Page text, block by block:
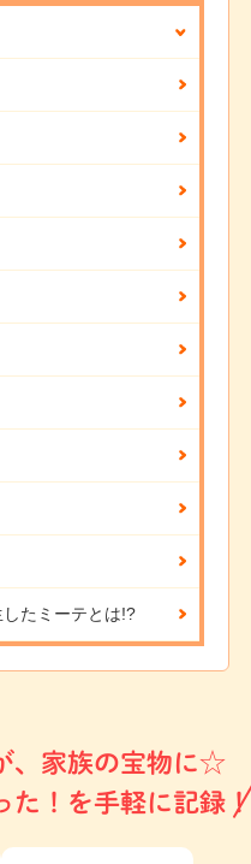
たミーテとは!?
、家族の宝物に☆
た！を手軽に記録！